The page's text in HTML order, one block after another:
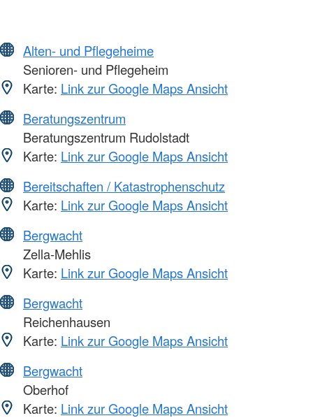
Alten- und Pflegeheime
Senioren- und Pflegeheim
Karte: Link zur Google Maps Ansicht
Beratungszentrum
Beratungszentrum Rudolstadt
Karte: Link zur Google Maps Ansicht
Bereitschaften / Katastrophenschutz
Karte: Link zur Google Maps Ansicht
Bergwacht
Zella-Mehlis
Karte: Link zur Google Maps Ansicht
Bergwacht
Reichenhausen
Karte: Link zur Google Maps Ansicht
Bergwacht
Oberhof
Karte: Link zur Google Maps Ansicht